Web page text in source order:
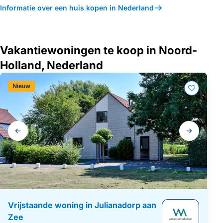
Informatie over een huis kopen in Nederland
Vakantiewoningen te koop in Noord-
Holland, Nederland
Galerij
navigatie
Vrijstaande woning in Julianadorp aan
Zee
Nieuw